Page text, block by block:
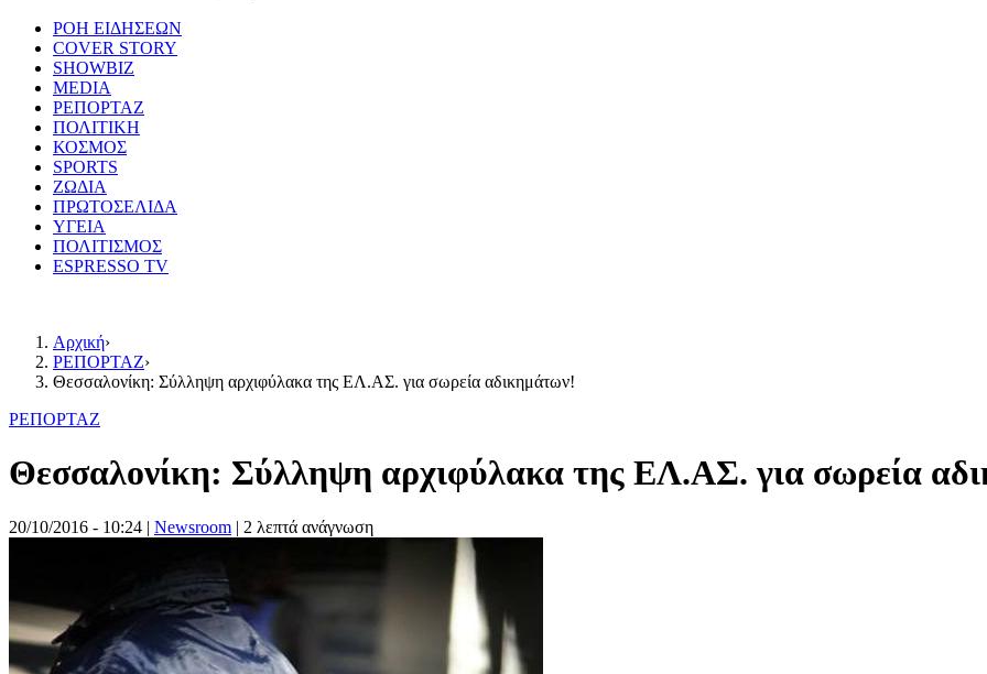
ΡΟΗ ΕΙΔΗΣΕΩΝ
COVER STORY
SHOWBIZ
MEDIA
ΡΕΠΟΡΤΑΖ
ΠΟΛΙΤΙΚΗ
ΚΟΣΜΟΣ
SPORTS
ΖΩΔΙΑ
ΠΡΩΤΟΣΕΛΙΔΑ
ΥΓΕΙΑ
ΠΟΛΙΤΙΣΜΟΣ
ESPRESSO TV
Αρχική›
ΡΕΠΟΡΤΑΖ›
Θεσσαλονίκη: Σύλληψη αρχιφύλακα της ΕΛ.ΑΣ. για σωρεία αδικημάτων!
ΡΕΠΟΡΤΑΖ
Θεσσαλονίκη: Σύλληψη αρχιφύλακα της ΕΛ.ΑΣ. για σωρεία
20/10/2016 - 10:24 | Newsroom | 2 λεπτά ανάγνωση